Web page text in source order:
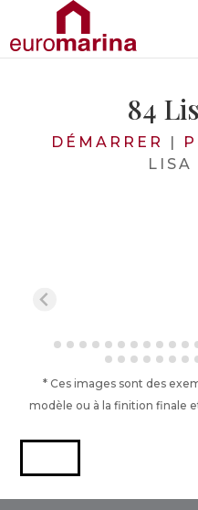
84
DÉMARRER |
LISA
* Ces images sont des
modèle ou à la finition finale